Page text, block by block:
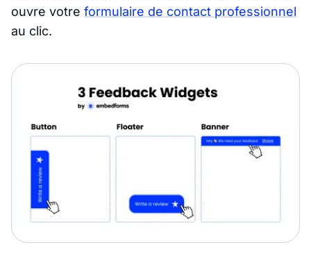
ouvre votre formulaire de contact professionnel
au clic.